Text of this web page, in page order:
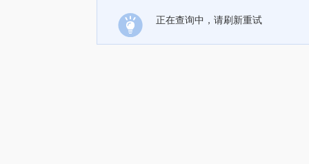
正在查询中，请刷新重试